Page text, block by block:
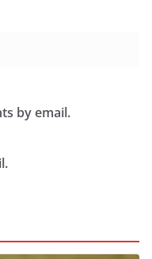
by email.